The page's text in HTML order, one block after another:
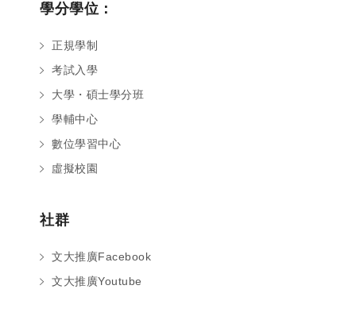
學分學位：
正規學制
考試入學
大學・碩士學分班
學輔中心
數位學習中心
虛擬校園
社群
文大推廣Facebook
文大推廣Youtube